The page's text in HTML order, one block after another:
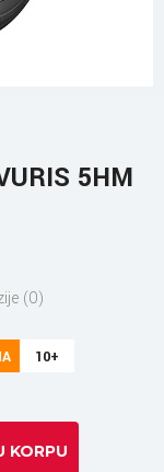
5HM
(0)
10+